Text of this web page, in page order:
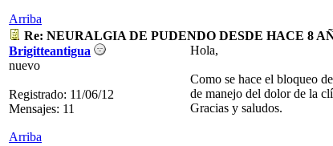
Arriba
Re: NEURALGIA DE PUDENDO DESDE HACE 8
Brigitteantigua
nuevo
Registrado: 11/06/12
Mensajes: 11
Hola,
Como se hace el bloqueo
de manejo del dolor de la
Gracias y saludos.
Arriba